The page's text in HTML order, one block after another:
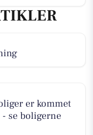
er kommet
se boligerne